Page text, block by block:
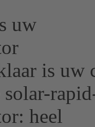
is uw